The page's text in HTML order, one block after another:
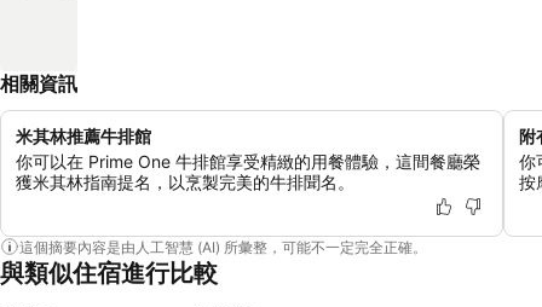
相關資訊
米其林推薦牛排館
你可以在 Prime One 牛排館享受精緻的用餐體驗，這間餐廳榮
獲米其林指南提名，以烹製完美的牛排聞名。
附
你
按
這個摘要內容是由人工智慧 (AI) 所彙整，可能不一定完全正確。
與類似住宿進行比較